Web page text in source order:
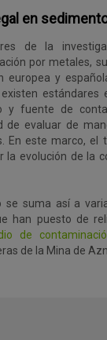
en
de la
por metales,
europea y
estándares
y fuente de
de evaluar de
En este marco,
la evolución de la
se suma así a
han puesto de
de
de la Mina de